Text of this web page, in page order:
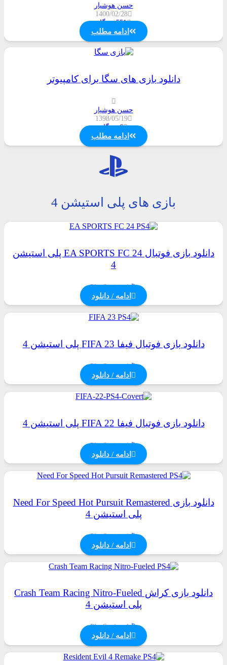
حسن هوشیار
1400/02/28
551 دیدگاه
ادامه مطلب
دانلود بازی های سگا برای کامپیوتر
حسن هوشیار
1398/05/19
6 دیدگاه
ادامه مطلب
بازی های پلی استیشن 4
دانلود بازی فوتبال EA SPORTS FC 24 پلی استیشن
4
PlayStation 4
ادامه / دانلود
دانلود بازی فوتبال فیفا FIFA 23 پلی استیشن 4
PlayStation 4
ادامه / دانلود
دانلود بازی فوتبال فیفا FIFA 22 پلی استیشن 4
PlayStation 4
ادامه / دانلود
دانلود بازی Need For Speed Hot Pursuit Remastered
پلی استیشن 4
PlayStation 4
ادامه / دانلود
دانلود بازی کراش Crash Team Racing Nitro-Fueled
پلی استیشن 4
PlayStation 4
ادامه / دانلود